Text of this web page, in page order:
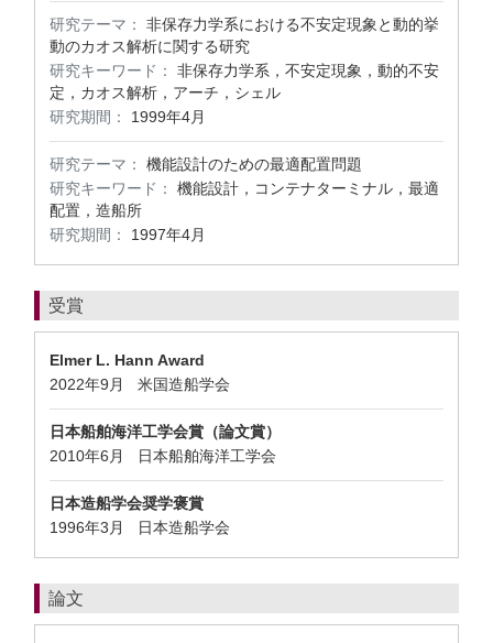
研究テーマ：
非保存力学系における不安定現象と動的挙
動のカオス解析に関する研究
研究キーワード：
非保存力学系，不安定現象，動的不安
定，カオス解析，アーチ，シェル
研究期間：
1999年4月
研究テーマ：
機能設計のための最適配置問題
研究キーワード：
機能設計，コンテナターミナル，最適
配置，造船所
研究期間：
1997年4月
受賞
Elmer L. Hann Award
2022年9月 米国造船学会
日本船舶海洋工学会賞（論文賞）
2010年6月 日本船舶海洋工学会
日本造船学会奨学褒賞
1996年3月 日本造船学会
論文